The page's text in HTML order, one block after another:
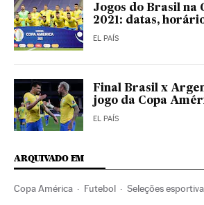
Jogos do Brasil na
2021: datas,
EL PAÍS
Final Brasil x
jogo da Copa
EL PAÍS
ARQUIVADO EM
Copa América Futebol Seleções